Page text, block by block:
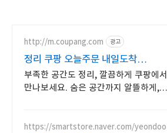
http://m.coupang.com 광고
정리 쿠팡 오늘주문 내일도착
로켓배송
부족한 공간도 정리, 깔끔하게 쿠팡에서
만나보세요. 숨은 공간까지 알뜰하게,
https://smartstore.naver.com/yeondoo